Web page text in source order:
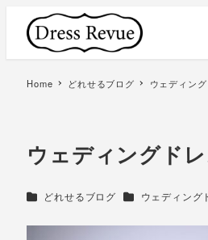
Home どれせるブログ ウェディン
ウェディングド
カテゴリー
どれせるブログ カテゴリー
ウェディング